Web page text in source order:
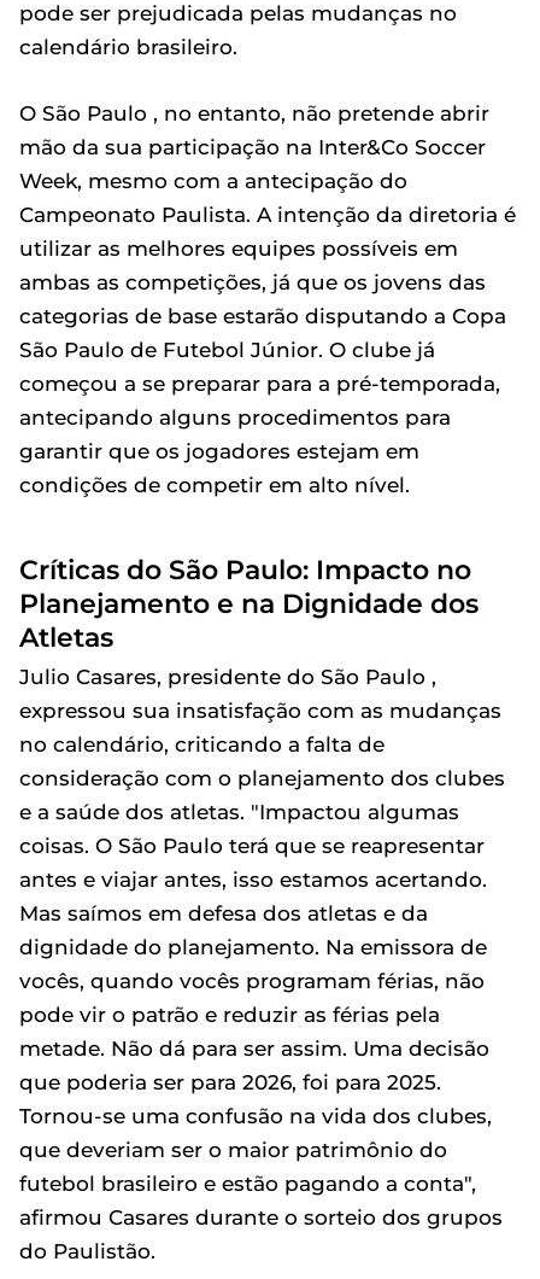
pode ser prejudicada pelas mudanças no
calendário brasileiro.
O São Paulo , no entanto, não pretende abrir
mão da sua participação na Inter&Co Soccer
Week, mesmo com a antecipação do
Campeonato Paulista. A intenção da diretoria é
utilizar as melhores equipes possíveis em
ambas as competições, já que os jovens das
categorias de base estarão disputando a Copa
São Paulo de Futebol Júnior. O clube já
começou a se preparar para a pré-temporada,
antecipando alguns procedimentos para
garantir que os jogadores estejam em
condições de competir em alto nível.
Críticas do São Paulo: Impacto no
Planejamento e na Dignidade dos
Atletas
Julio Casares, presidente do São Paulo ,
expressou sua insatisfação com as mudanças
no calendário, criticando a falta de
consideração com o planejamento dos clubes
e a saúde dos atletas. "Impactou algumas
coisas. O São Paulo terá que se reapresentar
antes e viajar antes, isso estamos acertando.
Mas saímos em defesa dos atletas e da
dignidade do planejamento. Na emissora de
vocês, quando vocês programam férias, não
pode vir o patrão e reduzir as férias pela
metade. Não dá para ser assim. Uma decisão
que poderia ser para 2026, foi para 2025.
Tornou-se uma confusão na vida dos clubes,
que deveriam ser o maior patrimônio do
futebol brasileiro e estão pagando a conta",
afirmou Casares durante o sorteio dos grupos
do Paulistão.